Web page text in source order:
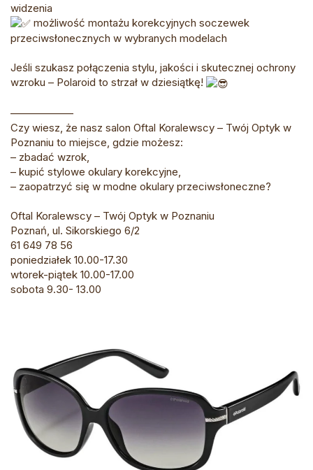
widzenia
możliwość montażu korekcyjnych soczewek
przeciwsłonecznych w wybranych modelach
Jeśli szukasz połączenia stylu, jakości i skutecznej ochrony
wzroku – Polaroid to strzał w dziesiątkę!
——————
Czy wiesz, że nasz salon Oftal Koralewscy – Twój Optyk w
Poznaniu to miejsce, gdzie możesz:
– zbadać wzrok,
– kupić stylowe okulary korekcyjne,
– zaopatrzyć się w modne okulary przeciwsłoneczne?
Oftal Koralewscy – Twój Optyk w Poznaniu
Poznań, ul. Sikorskiego 6/2
61 649 78 56
poniedziałek 10.00-17.30
wtorek-piątek 10.00-17.00
sobota 9.30- 13.00